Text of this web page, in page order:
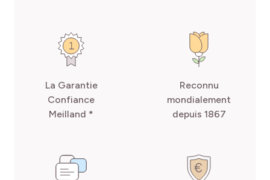
La Garantie
Confiance
Meilland *
Reconnu
mondialement
depuis 1867